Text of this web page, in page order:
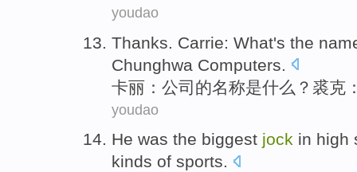
youdao
Thanks. Carrie: What's the
Chunghwa Computers
卡丽 ： 公司 的名称是什么 ？ 裘克
youdao
He was the biggest jock in high
kinds of sports.